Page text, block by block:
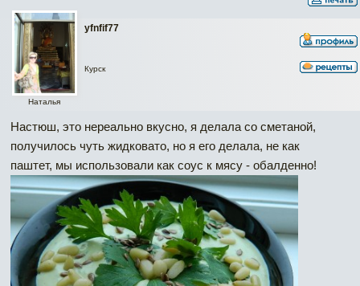
yfnfif77
Наталья
Курск
Настюш, это нереально вкусно, я делала со сметаной,
получилось чуть жидковато, но я его делала, не как
паштет, мы использовали как соус к мясу - обалденно!